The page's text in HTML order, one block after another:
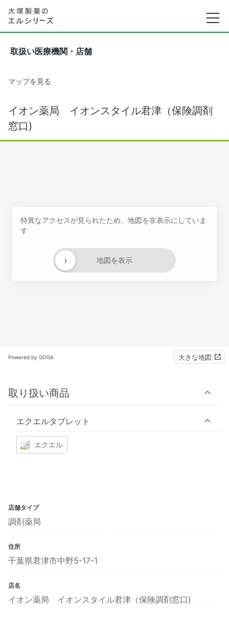
取扱い医療機関・店舗
マップを見る
イオン薬局 イオンスタイル君津（保険調剤
窓口)
特異なアクセスが見られたため、地図を非表示にしていま
す
地図を表示
›
Powered by GOGA 大きな地図
取り扱い商品
エクエルタブレット
エクエル
店舗タイプ
調剤薬局
住所
千葉県君津市中野5-17-1
店名
イオン薬局 イオンスタイル君津（保険調剤窓口)